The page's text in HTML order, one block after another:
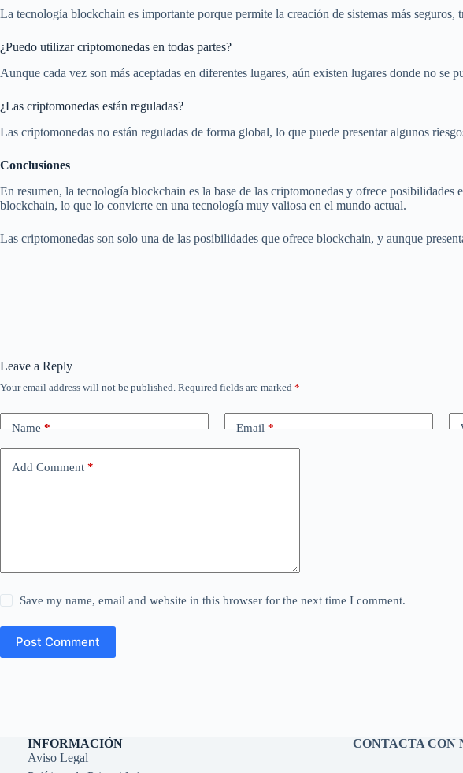
La tecnología blockchain es importante porque permite la creación de sistemas más seguros,
¿Puedo utilizar criptomonedas en todas partes?
Aunque cada vez son más aceptadas en diferentes lugares, aún existen lugares donde no se
¿Las criptomonedas están reguladas?
Las criptomonedas no están reguladas de forma global, lo que puede presentar algunos
Conclusiones
En resumen, la tecnología blockchain es la base de las criptomonedas y ofrece
blockchain, lo que lo convierte en una tecnología muy valiosa en el mundo actual.
Las criptomonedas son solo una de las posibilidades que ofrece blockchain, y aunque
Leave a Reply
Your email address will not be published. Required fields are marked *
Name* Email*
Add Comment *
Save my name, email and website in this browser for the next time I comment.
Post Comment
INFORMACIÓN
CONTACTA CON
Aviso Legal